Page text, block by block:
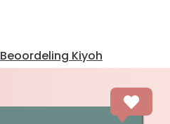
Beoordeling Kiyoh